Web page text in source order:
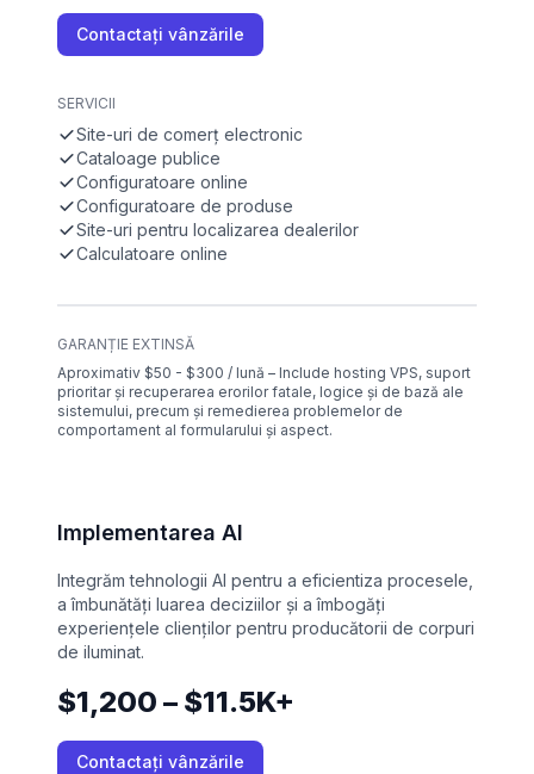
Contactați vânzările
SERVICII
Site-uri de comerț electronic
Cataloage publice
Configuratoare online
Configuratoare de produse
Site-uri pentru localizarea dealerilor
Calculatoare online
GARANȚIE EXTINSĂ
Aproximativ $50 - $300 / lună – Include hosting VPS, suport
prioritar și recuperarea erorilor fatale, logice și de bază ale
sistemului, precum și remedierea problemelor de
comportament al formularului și aspect.
Implementarea AI
Integrăm tehnologii AI pentru a eficientiza procesele,
a îmbunătăți luarea deciziilor și a îmbogăți
experiențele clienților pentru producătorii de corpuri
de iluminat.
$1,200 – $11.5K+
Contactați vânzările